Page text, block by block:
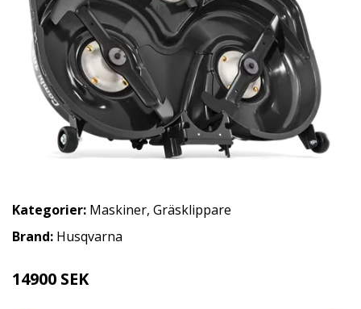
Kategorier: Maskiner, Gräsklippare
Brand: Husqvarna
14900 SEK